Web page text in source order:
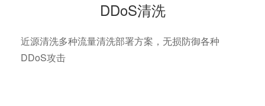
DDoS清洗
近源清洗多种流量清洗部署方案，无损防御各种
DDoS攻击